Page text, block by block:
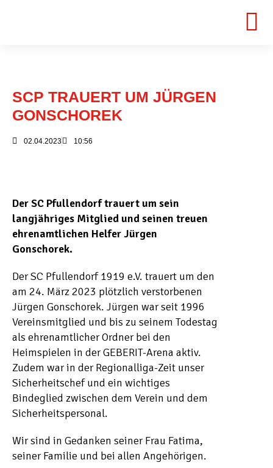
SCP TRAUERT UM JÜRGEN
GONSCHOREK
02.04.2023 10:56
Der SC Pfullendorf trauert um sein
langjähriges Mitglied und seinen treuen
ehrenamtlichen Helfer Jürgen
Gonschorek.
Der SC Pfullendorf 1919 e.V. trauert um den
am 24. März 2023 plötzlich verstorbenen
Jürgen Gonschorek. Jürgen war seit 1996
Vereinsmitglied und bis zu seinem Todestag
als ehrenamtlicher Ordner bei den
Heimspielen in der GEBERIT-Arena aktiv.
Zudem war in der Regionalliga-Zeit unser
Sicherheitschef und ein wichtiges
Bindeglied zwischen dem Verein und dem
Sicherheitspersonal.
Wir sind in Gedanken seiner Frau Fatima,
seiner Familie und bei allen Angehörigen.